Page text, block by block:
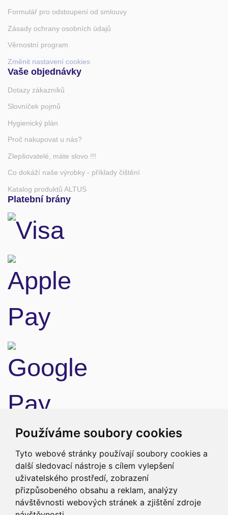
Používáme soubory cookies
Tyto webové stránky používají soubory cookies a
další sledovací nástroje s cílem vylepšení
uživatelského prostředí, zobrazení
přizpůsobeného obsahu a reklam, analýzy
návštěvnosti webových stránek a zjištění zdroje
Formulář pro odstoupení od smlouvy
Zásady ochrany osobních údajů
Věrnostní program
Změnit nastavení cookies
Vaše objednávky
Dotazy zákazníků
Slovníček pojmů
Hygienický plán
Proč nakupovat u nás?
Zlepšovatelé, máte slovo !!!
Co dokáží naše výrobky - příklady čištění
Katalog produktů ALTUS
Platební brány
Doprava